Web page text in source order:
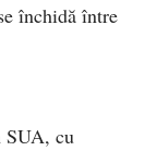
închidă între
SUA, cu